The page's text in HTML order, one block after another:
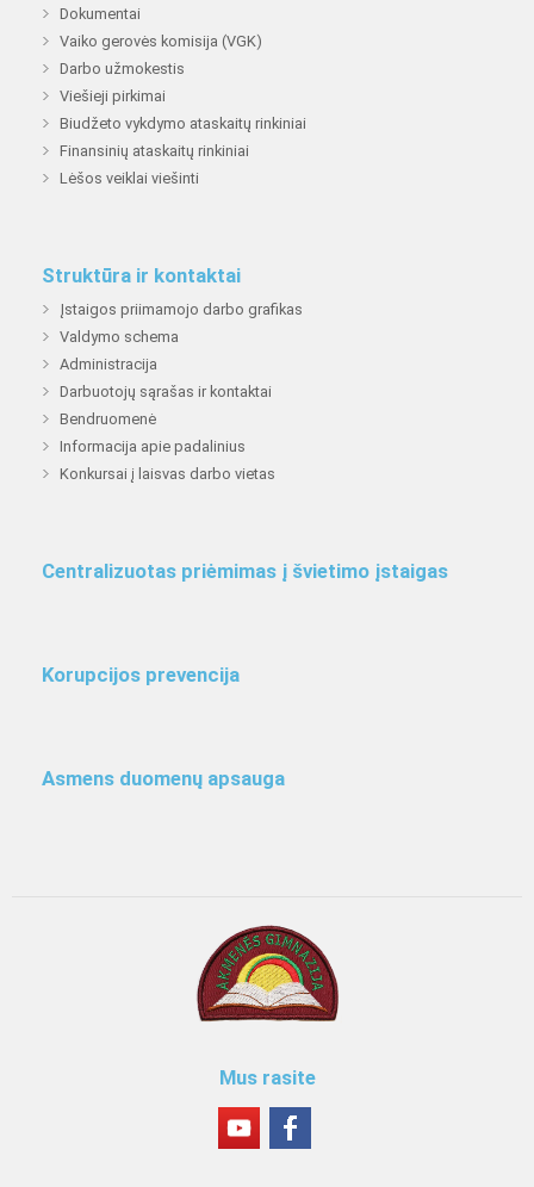
Dokumentai
Vaiko gerovės komisija (VGK)
Darbo užmokestis
Viešieji pirkimai
Biudžeto vykdymo ataskaitų rinkiniai
Finansinių ataskaitų rinkiniai
Lėšos veiklai viešinti
Struktūra ir kontaktai
Įstaigos priimamojo darbo grafikas
Valdymo schema
Administracija
Darbuotojų sąrašas ir kontaktai
Bendruomenė
Informacija apie padalinius
Konkursai į laisvas darbo vietas
Centralizuotas priėmimas į švietimo įstaigas
Korupcijos prevencija
Asmens duomenų apsauga
Mus rasite